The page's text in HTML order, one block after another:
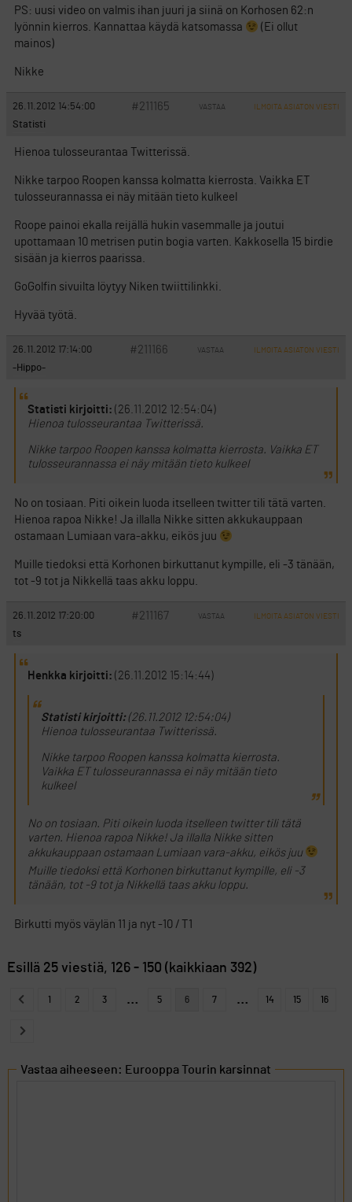
PS: uusi video on valmis ihan juuri ja siinä on Korhosen 62:n
lyönnin kierros. Kannattaa käydä katsomassa
(Ei ollut
mainos)
Nikke
26.11.2012 14:54:00 #211165 VASTAA ILMOITA ASIATON VIESTI
Statisti
Hienoa tulosseurantaa Twitterissä.
Nikke tarpoo Roopen kanssa kolmatta kierrosta. Vaikka ET
tulosseurannassa ei näy mitään tieto kulkeel
Roope painoi ekalla reijällä hukin vasemmalle ja joutui
upottamaan 10 metrisen putin bogia varten. Kakkosella 15 birdie
sisään ja kierros paarissa.
GoGolfin sivuilta löytyy Niken twiittilinkki.
Hyvää työtä.
26.11.2012 17:14:00 #211166 VASTAA ILMOITA ASIATON VIESTI
-Hippo-
Statisti kirjoitti: (26.11.2012 12:54:04)
Hienoa tulosseurantaa Twitterissä.
Nikke tarpoo Roopen kanssa kolmatta kierrosta. Vaikka ET
tulosseurannassa ei näy mitään tieto kulkeel
No on tosiaan. Piti oikein luoda itselleen twitter tili tätä varten.
Hienoa rapoa Nikke! Ja illalla Nikke sitten akkukauppaan
ostamaan Lumiaan vara-akku, eikös juu
Muille tiedoksi että Korhonen birkuttanut kympille, eli -3 tänään,
tot -9 tot ja Nikkellä taas akku loppu.
26.11.2012 17:20:00 #211167 VASTAA ILMOITA ASIATON VIESTI
ts
Henkka kirjoitti: (26.11.2012 15:14:44)
Statisti kirjoitti:(26.11.2012 12:54:04)
Hienoa tulosseurantaa Twitterissä.
Nikke tarpoo Roopen kanssa kolmatta kierrosta.
Vaikka ET tulosseurannassa ei näy mitään tieto
kulkeel
No on tosiaan. Piti oikein luoda itselleen twitter tili tätä
varten. Hienoa rapoa Nikke! Ja illalla Nikke sitten
akkukauppaan ostamaan Lumiaan vara-akku, eikös juu
Muille tiedoksi että Korhonen birkuttanut kympille, eli -3
tänään, tot -9 tot ja Nikkellä taas akku loppu.
Birkutti myös väylän 11 ja nyt -10 / T1
Esillä 25 viestiä, 126 - 150 (kaikkiaan 392)
1 2 3 … 5 6 7 … 14 15 16
Vastaa aiheeseen: Eurooppa Tourin karsinnat